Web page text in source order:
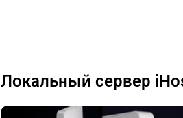
Локальный сервер